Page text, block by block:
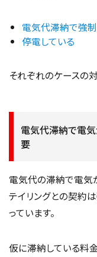
電気代滞納で強
停電している
それぞれのケースの
電気代滞納で電
要
電気代の滞納で電気
テイリングとの契約
っています。
仮に滞納している料